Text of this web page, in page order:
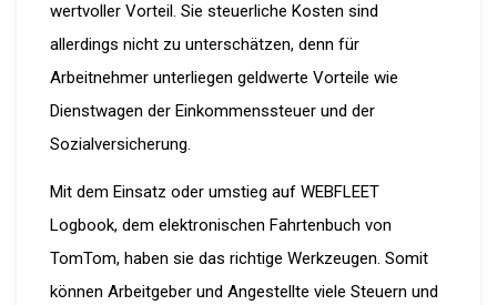
wertvoller Vorteil. Sie steuerliche Kosten sind
allerdings nicht zu unterschätzen, denn für
Arbeitnehmer unterliegen geldwerte Vorteile wie
Dienstwagen der Einkommenssteuer und der
Sozialversicherung.
Mit dem Einsatz oder umstieg auf WEBFLEET
Logbook, dem elektronischen Fahrtenbuch von
TomTom, haben sie das richtige Werkzeugen. Somit
können Arbeitgeber und Angestellte viele Steuern und